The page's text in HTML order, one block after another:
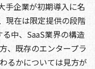
手企業が初期導入に名
現在は限定提供の段階
中、SaaS業界の構造
、既存のエンタープラ
るかについては見方が